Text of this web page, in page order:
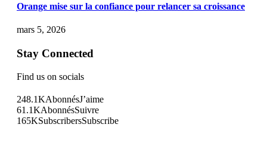
Orange mise sur la confiance pour relancer sa croissance
mars 5, 2026
Stay Connected
Find us on socials
248.1KAbonnésJ’aime
61.1KAbonnésSuivre
165KSubscribersSubscribe